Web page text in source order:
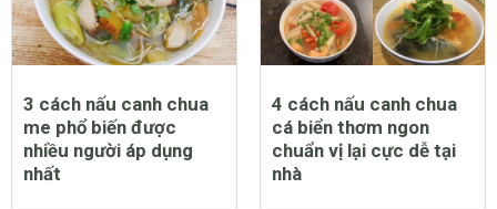
3 cách nấu canh chua
me phổ biến được
nhiều người áp dụng
nhất
4 cách nấu canh chua
cá biển thơm ngon
chuẩn vị lại cực dễ tại
nhà